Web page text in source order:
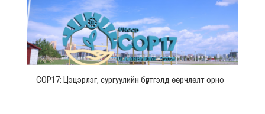
СОР17: Цэцэрлэг, сургуулийн бүртгэлд өөрчлөлт орно